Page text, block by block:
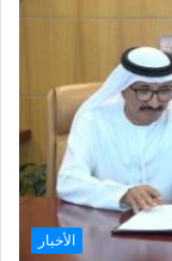
الأخبار